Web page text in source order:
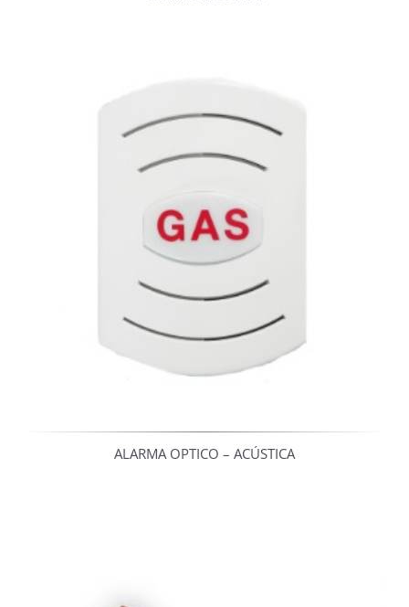
ALARMA OPTICO – ACÚSTICA